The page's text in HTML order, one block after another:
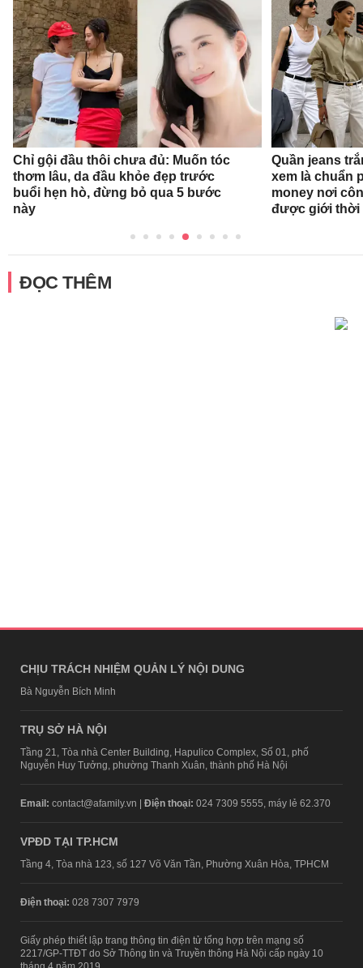
Chỉ gội đầu thôi chưa đủ: Muốn tóc
thơm lâu, da đầu khỏe đẹp trước
buổi hẹn hò, đừng bỏ qua 5 bước
này
Quần jeans
xem là chuẩn
money nơi
được giới thời
ĐỌC THÊM
CHỊU TRÁCH NHIỆM QUẢN LÝ NỘI DUNG
Bà Nguyễn Bích Minh
TRỤ SỞ HÀ NỘI
Tầng 21, Tòa nhà Center Building, Hapulico Complex, Số 01, phố
Nguyễn Huy Tưởng, phường Thanh Xuân, thành phố Hà Nội
Email: contact@afamily.vn | Điện thoại: 024 7309 5555, máy lẻ 62.370
VPĐD TẠI TP.HCM
Tầng 4, Tòa nhà 123, số 127 Võ Văn Tần, Phường Xuân Hòa, TPHCM
Điện thoại: 028 7307 7979
Giấy phép thiết lập trang thông tin điện tử tổng hợp trên mạng số
2217/GP-TTĐT do Sở Thông tin và Truyền thông Hà Nội cấp ngày 10